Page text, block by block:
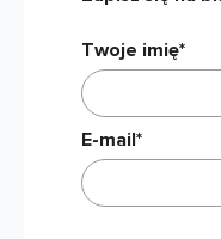
Twoje imię*
E-mail*